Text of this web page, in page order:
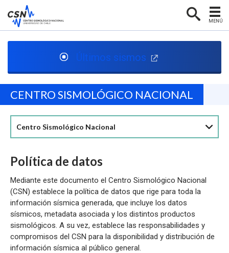
MENÚ
PORTADA
CENTRO SISMOLÓGICO
RED SISMOLÓGICA
SISMOLOGÍA EN CHILE
NOTICIAS
Últimos sismos
CENTRO SISMOLÓGICO NACIONAL
Centro Sismológico Nacional
Política de datos
Mediante este documento el Centro Sismológico Nacional
(CSN) establece la política de datos que rige para toda la
información sísmica generada, que incluye los datos
sísmicos, metadata asociada y los distintos productos
sismológicos. A su vez, establece las responsabilidades y
compromisos del CSN para la disponibilidad y distribución de
información sísmica al público general.